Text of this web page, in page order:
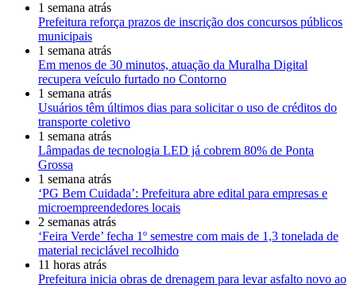
1 semana atrás
Prefeitura reforça prazos de inscrição dos concursos públicos
municipais
1 semana atrás
Em menos de 30 minutos, atuação da Muralha Digital
recupera veículo furtado no Contorno
1 semana atrás
Usuários têm últimos dias para solicitar o uso de créditos do
transporte coletivo
1 semana atrás
Lâmpadas de tecnologia LED já cobrem 80% de Ponta
Grossa
1 semana atrás
‘PG Bem Cuidada’: Prefeitura abre edital para empresas e
microempreendedores locais
2 semanas atrás
‘Feira Verde’ fecha 1º semestre com mais de 1,3 tonelada de
material reciclável recolhido
11 horas atrás
Prefeitura inicia obras de drenagem para levar asfalto novo ao